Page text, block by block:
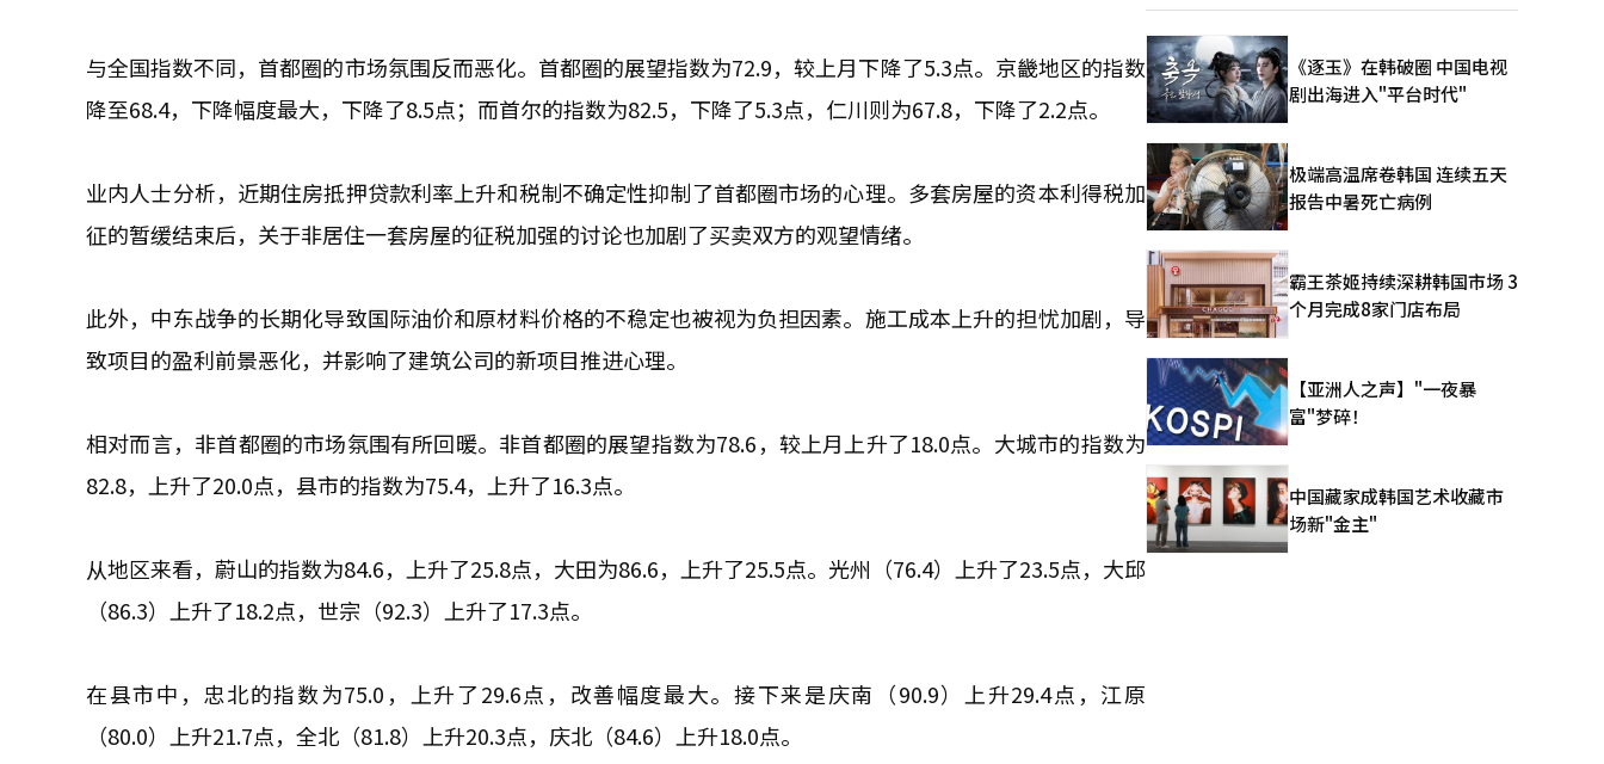
与全国指数不同，首都圈的市场氛围反而恶化。首都圈的展望指数为72.9，较上月下降了5.3点。京畿地区的指数
降至68.4，下降幅度最大，下降了8.5点；而首尔的指数为82.5，下降了5.3点，仁川则为67.8，下降了2.2点。
业内人士分析，近期住房抵押贷款利率上升和税制不确定性抑制了首都圈市场的心理。多套房屋的资本利得税加
征的暂缓结束后，关于非居住一套房屋的征税加强的讨论也加剧了买卖双方的观望情绪。
此外，中东战争的长期化导致国际油价和原材料价格的不稳定也被视为负担因素。施工成本上升的担忧加剧，导
致项目的盈利前景恶化，并影响了建筑公司的新项目推进心理。
相对而言，非首都圈的市场氛围有所回暖。非首都圈的展望指数为78.6，较上月上升了18.0点。大城市的指数为
82.8，上升了20.0点，县市的指数为75.4，上升了16.3点。
从地区来看，蔚山的指数为84.6，上升了25.8点，大田为86.6，上升了25.5点。光州（76.4）上升了23.5点，大邱
（86.3）上升了18.2点，世宗（92.3）上升了17.3点。
在县市中，忠北的指数为75.0，上升了29.6点，改善幅度最大。接下来是庆南（90.9）上升29.4点，江原
（80.0）上升21.7点，全北（81.8）上升20.3点，庆北（84.6）上升18.0点。
《逐玉》在韩破圈 中国电视
剧出海进入"平台时代"
极端高温席卷韩国 连续五天
报告中暑死亡病例
霸王茶姬持续深耕韩国市场 3
个月完成8家门店布局
【亚洲人之声】"一夜暴
富"梦碎！
中国藏家成韩国艺术收藏市
场新"金主"